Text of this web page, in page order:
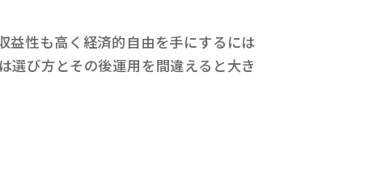
益性も高く経済的自由を手にするには
選び方とその後運用を間違えると大き